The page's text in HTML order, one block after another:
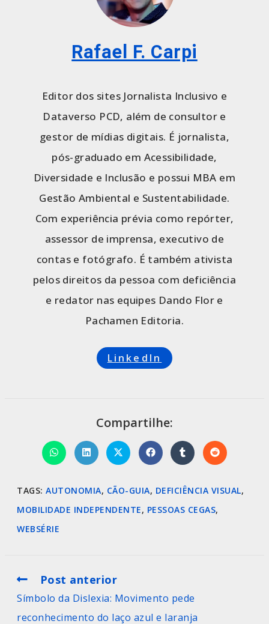
Rafael F. Carpi
Editor dos sites Jornalista Inclusivo e
Dataverso PCD, além de consultor e
gestor de mídias digitais. É jornalista,
pós-graduado em Acessibilidade,
Diversidade e Inclusão e possui MBA em
Gestão Ambiental e Sustentabilidade.
Com experiência prévia como repórter,
assessor de imprensa, executivo de
contas e fotógrafo. É também ativista
pelos direitos da pessoa com deficiência
e redator nas equipes Dando Flor e
Pachamen Editoria.
LinkedIn
Compartilhe:
TAGS: AUTONOMIA, CÃO-GUIA, DEFICIÊNCIA VISUAL,
MOBILIDADE INDEPENDENTE, PESSOAS CEGAS,
WEBSÉRIE
Post anterior
Símbolo da Dislexia: Movimento pede
reconhecimento do laço azul e laranja